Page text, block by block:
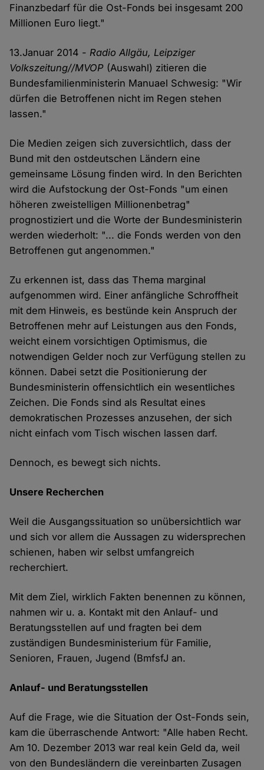
Finanzbedarf für die Ost-Fonds bei insgesamt 200
Millionen Euro liegt."
13.Januar 2014 -Radio Allgäu, Leipziger
Volkszeitung//MVOP (Auswahl) zitieren die
Bundesfamilienministerin Manuael Schwesig: "Wir
dürfen die Betroffenen nicht im Regen stehen
lassen."
Die Medien zeigen sich zuversichtlich, dass der
Bund mit den ostdeutschen Ländern eine
gemeinsame Lösung finden wird. In den Berichten
wird die Aufstockung der Ost-Fonds "um einen
höheren zweistelligen Millionenbetrag"
prognostiziert und die Worte der Bundesministerin
werden wiederholt: "... die Fonds werden von den
Betroffenen gut angenommen."
Zu erkennen ist, dass das Thema marginal
aufgenommen wird. Einer anfängliche Schroffheit
mit dem Hinweis, es bestünde kein Anspruch der
Betroffenen mehr auf Leistungen aus den Fonds,
weicht einem vorsichtigen Optimismus, die
notwendigen Gelder noch zur Verfügung stellen zu
können. Dabei setzt die Positionierung der
Bundesministerin offensichtlich ein wesentliches
Zeichen. Die Fonds sind als Resultat eines
demokratischen Prozesses anzusehen, der sich
nicht einfach vom Tisch wischen lassen darf.
Dennoch, es bewegt sich nichts.
Unsere Recherchen
Weil die Ausgangssituation so unübersichtlich war
und sich vor allem die Aussagen zu widersprechen
schienen, haben wir selbst umfangreich
recherchiert.
Mit dem Ziel, wirklich Fakten benennen zu können,
nahmen wir u. a. Kontakt mit den Anlauf- und
Beratungsstellen auf und fragten bei dem
zuständigen Bundesministerium für Familie,
Senioren, Frauen, Jugend (BmfsfJ an.
Anlauf- und Beratungsstellen
Auf die Frage, wie die Situation der Ost-Fonds sein,
kam die überraschende Antwort: "Alle haben Recht.
Am 10. Dezember 2013 war real kein Geld da, weil
von den Bundesländern die vereinbarten Zusagen